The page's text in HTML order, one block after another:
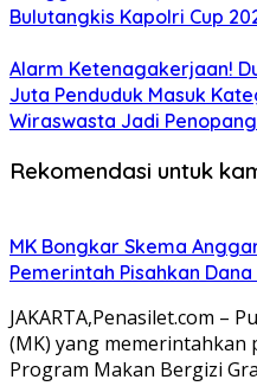
Bulutangkis Kapolri Cup
Alarm Ketenagakerjaan!
Juta Penduduk Masuk
Wiraswasta Jadi
Rekomendasi untuk
MK Bongkar Skema
Pemerintah Pisahkan
JAKARTA,Penasilet.com –
(MK) yang memerintahkan
Program Makan Bergizi